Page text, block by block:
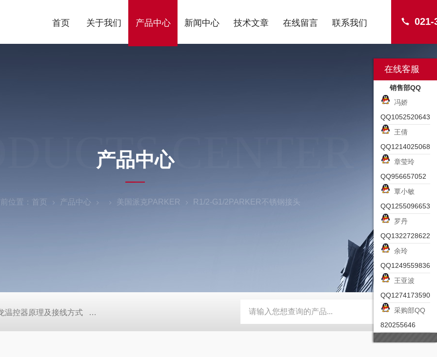
021-
首页 关于我们 产品中心 新闻中心 技术文章 在线留言 联系我们
CENTER
产品中心
位置： 首页 产品中心 美国派克PARKER R1/2-G1/2PARKER不锈钢接头
温控器原理及接线方式 日本SMC真空压力开关的中文资料ZK2-ZSEA-A *皮尔兹PILZ安全激光扫描仪 RZMO-TER-
在线客服
销售部QQ
冯娇
QQ1052520643
王倩
QQ1214025068
章莹玲
QQ956657052
覃小敏
QQ1255096653
罗丹
QQ1322728622
余玲
QQ1249559836
王亚波
QQ1274173590
采购部QQ
820255646